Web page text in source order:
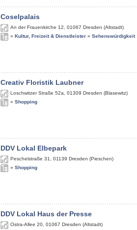
Coselpalais
An der Frauenkirche 12 01067 Dresden (Altstadt)
» Kultur, Freizeit & Dienstleister » Sehenswürdigkeit
Creativ Floristik Laubner
Loschwitzer Straße 52a 01309 Dresden (Blasewitz)
» Shopping
DDV Lokal Elbepark
Peschelstraße 31 01139 Dresden (Pieschen)
» Shopping
DDV Lokal Haus der Presse
Ostra-Allee 20 01067 Dresden (Altstadt)